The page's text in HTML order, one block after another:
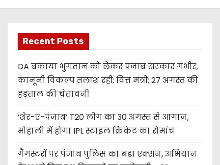
Recent Posts
DA बकाया भुगतान को लेकर पंजाब सरकार गंभीर,
कानूनी विकल्प तलाश रही: वित्त मंत्री; 27 अगस्त की
हड़ताल की चेतावनी
‘शेर-ए-पंजाब’ T20 लीग का 30 अगस्त से आगाज,
मोहाली में होगा IPL स्टाइल क्रिकेट का रोमांच
गैंगस्टरों पर पंजाब पुलिस का बड़ा एक्शन, अभियान